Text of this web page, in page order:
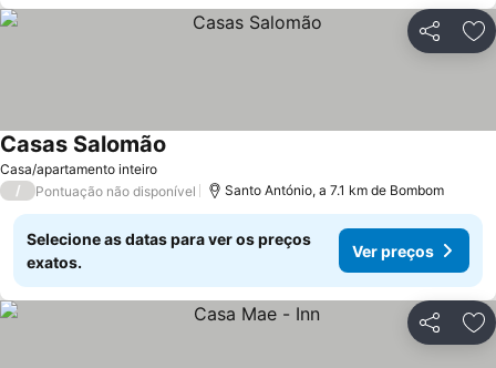
Partilhar
Casa/apartamento inteiro
Casas Salomão
/ Pontuação não disponível Santo António, a 7.1 km de Bombom
Selecione as datas para ver os preços
exatos.
Ver preços
Partilhar